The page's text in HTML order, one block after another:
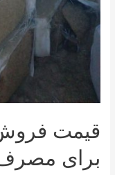
قیمت
برای